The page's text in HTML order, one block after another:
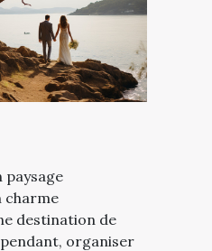
paysage
charme
destination de
organiser